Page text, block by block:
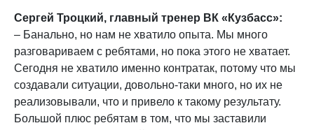
Сергей Троцкий, главный тренер ВК «Кузбасс»:
– Банально, но нам не хватило опыта. Мы много
разговариваем с ребятами, но пока этого не хватает.
Сегодня не хватило именно контратак, потому что мы
создавали ситуации, довольно-таки много, но их не
реализовывали, что и привело к такому результату.
Большой плюс ребятам в том, что мы заставили